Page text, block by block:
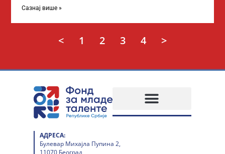
„Доситеја” Фонда
Сазнај више »
< 1 2 3 4 >
АДРЕСА:
Булевар Михајла Пупина 2,
11070 Београд